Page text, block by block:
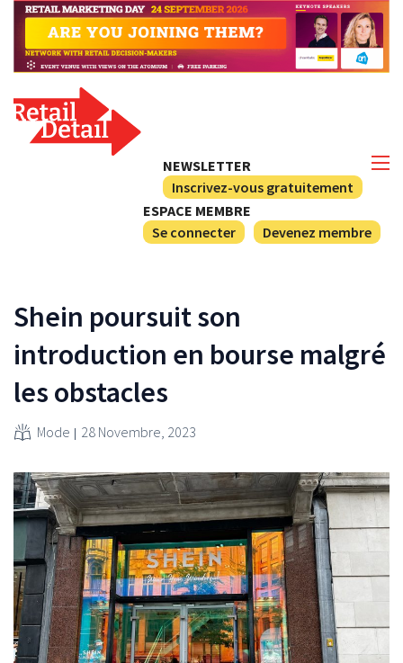
NEWSLETTER
Inscrivez-vous gratuitement
ESPACE MEMBRE
Se connecter
Devenez membre
Shein poursuit son
introduction en bourse malgré
les obstacles
Mode 28 Novembre, 2023